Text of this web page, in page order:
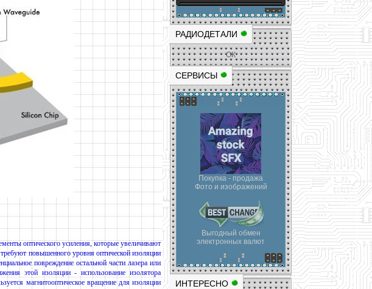
РАДИОДЕТАЛИ
ОК
СЕРВИСЫ
Покупка - продажа
Фото и изображений
Выгодный обмен
электронных валют
ИНТЕРЕСНО
оптического усиления, которые увеличивают
повышенного уровня оптической изоляции
повреждение остальной части лазера или
этой изоляции - использование изолятора
магнитооптическое вращение для изоляции